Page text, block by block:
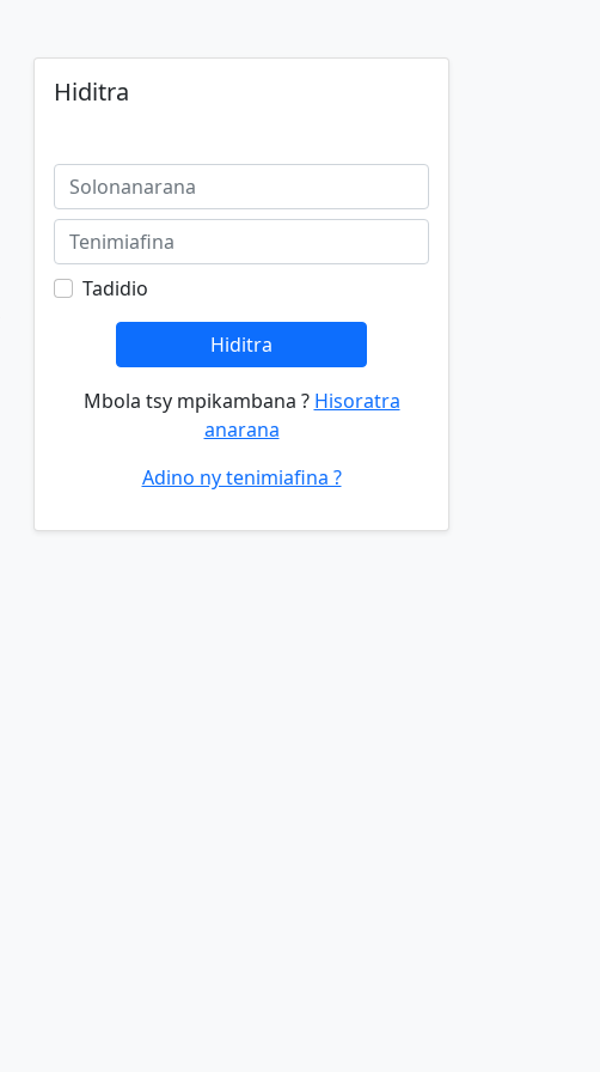
Hiditra
Tadidio
Hiditra
Mbola tsy mpikambana ? Hisoratra
anarana
Adino ny tenimiafina ?